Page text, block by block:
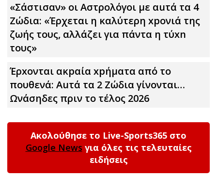
«Σάστισαν» οι Αστρολόγοι με αuτά τα 4
Zώδια: «Έρχεται η καλύτερη xpoνιά της
ζωής τους, αλλάζει για πάντα η τύxn
τους»
Έρxoνται ακpαία xpήματα από το
πουθενά: Αuτά τα 2 Zώδια γίνονται…
Ωνάσηδες πριν το τέλος 2026
Ακολούθησε το Live-Sports365 στο
Google News για όλες τις τελευταίες
ειδήσεις